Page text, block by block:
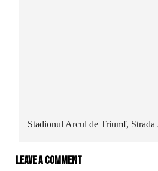
Stadionul Arcul de Triumf,
Leave a comment